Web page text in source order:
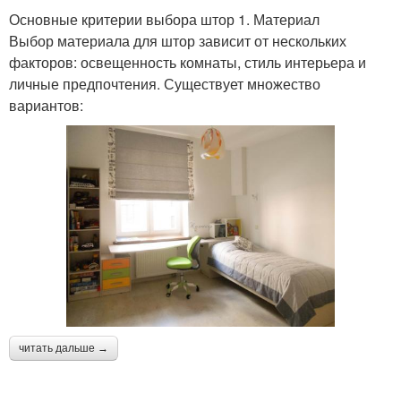
Основные критерии выбора штор 1. Материал
Выбор материала для штор зависит от нескольких
факторов: освещенность комнаты, стиль интерьера и
личные предпочтения. Существует множество
вариантов:
читать дальше →